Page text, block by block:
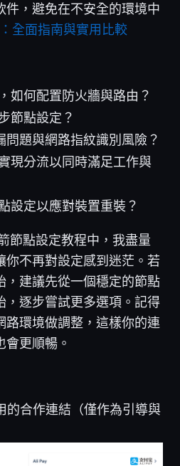
件，避免在不安全的環境中
全面指南與實用比較
如何配置防火牆與路由？
節點設定？
問題與網路指紋識別風險？
現分流以同時滿足工作與
設定以應對裝置重裝？
節點設定教程中，我盡量
你不再對設定感到迷茫。若
，建議先從一個穩定的節點
，逐步嘗試更多選項。記得
路環境做調整，這樣你的連
更順暢。
的合作連結（僅作為引導與